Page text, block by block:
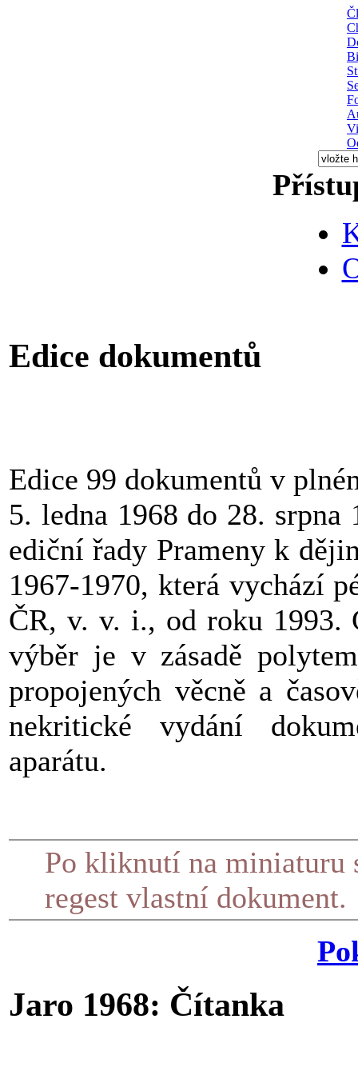
Edice dokumentů
Edice 99 dokumentů v
5. ledna 1968 do 28.
ediční řady Prameny k
1967-1970, která vychází
ČR, v. v. i., od roku 1993.
výběr je v zásadě
propojených věcně a
nekritické vydání
aparátu.
Po kliknutí na miniaturu
regest vlastní dokument.
Jaro 1968: Čítanka